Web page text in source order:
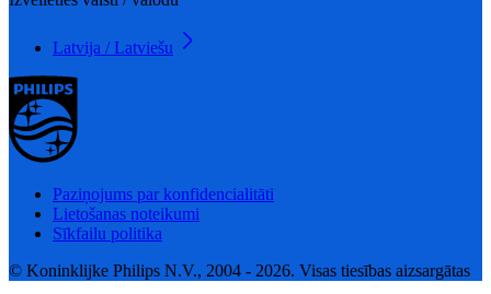
Latvija / Latviešu
Paziņojums par konfidencialitāti
Lietošanas noteikumi
Sīkfailu politika
© Koninklijke Philips N.V., 2004 - 2026. Visas tiesības aizsargātas